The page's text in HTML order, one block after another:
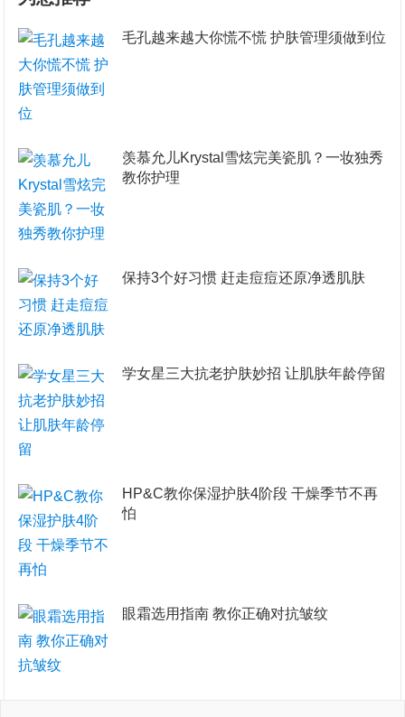
毛孔越来越大你慌不慌 护肤管理须做到位
羡慕允儿Krystal雪炫完美瓷肌？一妆独秀
教你护理
保持3个好习惯 赶走痘痘还原净透肌肤
学女星三大抗老护肤妙招 让肌肤年龄停留
HP&C教你保湿护肤4阶段 干燥季节不再
怕
眼霜选用指南 教你正确对抗皱纹